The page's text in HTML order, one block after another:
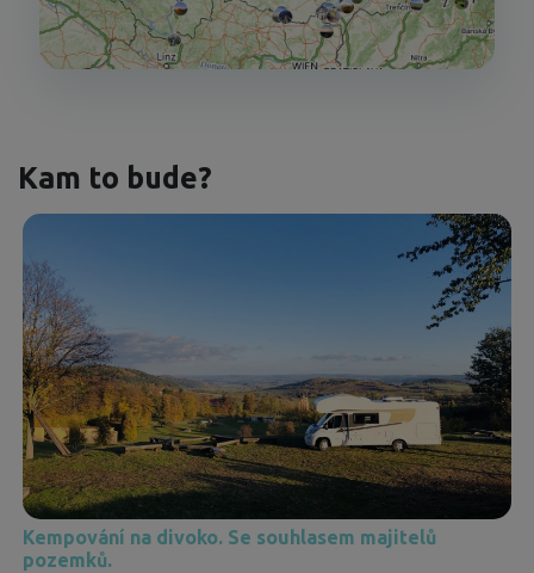
Kam to bude?
Kempování na divoko. Se souhlasem majitelů
pozemků.